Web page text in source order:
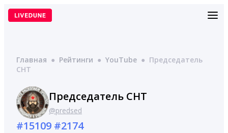
Перейти
Главная ● Рейтинги ● YouTube ● Председатель
СНТ
Председатель СНТ
@predsed
#15109 #2174